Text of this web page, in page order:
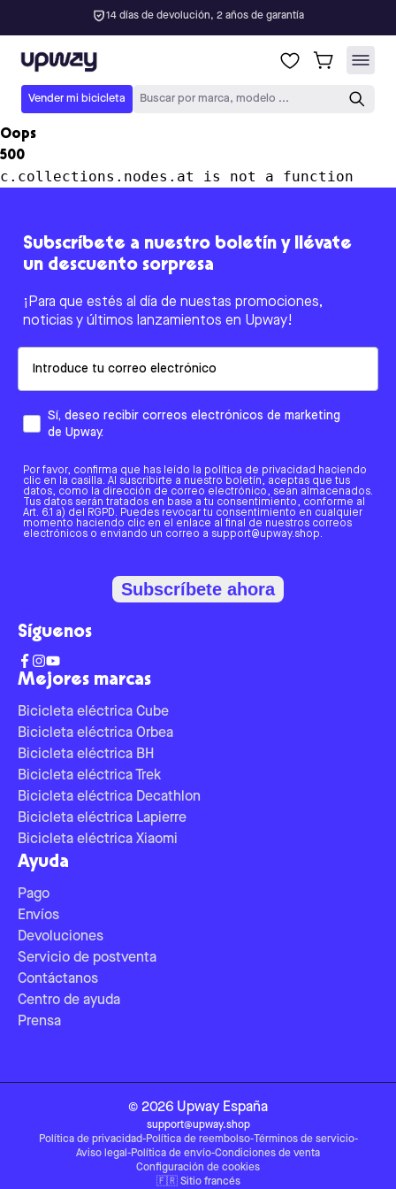
14 días de devolución, 2 años de garantía
Upway
Vender mi bicicleta Buscar por marca, modelo ...
Oops
500
c.collections.nodes.at is not a function
Mejores marcas
Bicicleta eléctrica Cube
Bicicleta eléctrica Orbea
Bicicleta eléctrica BH
Bicicleta eléctrica Trek
Bicicleta eléctrica Decathlon
Bicicleta eléctrica Lapierre
Bicicleta eléctrica Xiaomi
Ayuda
Pago
Envíos
Devoluciones
Servicio de postventa
Contáctanos
Centro de ayuda
Prensa
Subscríbete a nuestro boletín y llévate
un descuento sorpresa
¡Para que estés al día de nuestas promociones,
noticias y últimos lanzamientos en Upway!
Sí, deseo recibir correos electrónicos de marketing
de Upway.
Por favor, confirma que has leído la política de privacidad haciendo
clic en la casilla. Al suscribirte a nuestro boletín, aceptas que tus
datos, como la dirección de correo electrónico, sean almacenados.
Tus datos serán tratados en base a tu consentimiento, conforme al
Art. 6.1 a) del RGPD. Puedes revocar tu consentimiento en cualquier
momento haciendo clic en el enlace al final de nuestros correos
electrónicos o enviando un correo a support@upway.shop.
Subscríbete ahora
Síguenos
© 2026 Upway España
support@upway.shop
Política de privacidad-Política de reembolso-Términos de servicio-
Aviso legal -Política de envío-Condiciones de venta
Configuración de cookies
🇫🇷 Sitio francés